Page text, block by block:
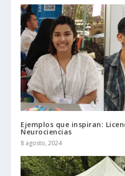
Ejemplos que inspiran:
Neurociencias
8 agosto, 2024